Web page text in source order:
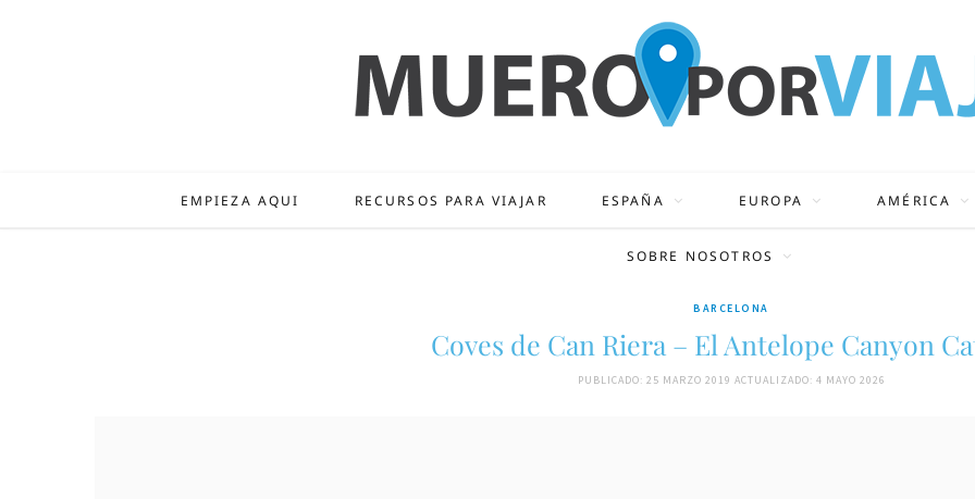
EMPIEZA AQUI RECURSOS PARA VIAJAR ESPAÑA EUROPA AMÉRICA
SOBRE NOSOTROS
BARCELONA
Coves de Can Riera – El Antelope Canyon
PUBLICADO: 25 MARZO 2019 ACTUALIZADO: 4 MAYO 2026